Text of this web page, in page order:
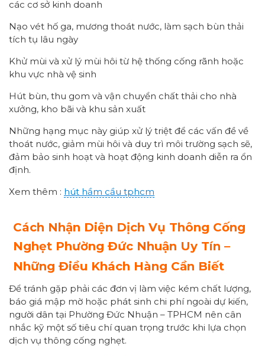
các cơ sở kinh doanh
Nạo vét hố ga, mương thoát nước, làm sạch bùn thải
tích tụ lâu ngày
Khử mùi và xử lý mùi hôi từ hệ thống cống rãnh hoặc
khu vực nhà vệ sinh
Hút bùn, thu gom và vận chuyển chất thải cho nhà
xưởng, kho bãi và khu sản xuất
Những hạng mục này giúp xử lý triệt để các vấn đề về
thoát nước, giảm mùi hôi và duy trì môi trường sạch sẽ,
đảm bảo sinh hoạt và hoạt động kinh doanh diễn ra ổn
định.
Xem thêm : hút hầm cầu tphcm
Cách Nhận Diện Dịch Vụ Thông Cống
Nghẹt Phường Đức Nhuận Uy Tín –
Những Điều Khách Hàng Cần Biết
Để tránh gặp phải các đơn vị làm việc kém chất lượng,
báo giá mập mờ hoặc phát sinh chi phí ngoài dự kiến,
người dân tại Phường Đức Nhuận – TPHCM nên cân
nhắc kỹ một số tiêu chí quan trọng trước khi lựa chọn
dịch vụ thông cống nghẹt.